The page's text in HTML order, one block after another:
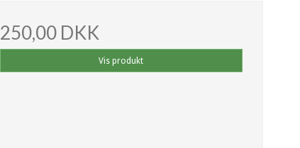
250,00 DKK
Vis produkt